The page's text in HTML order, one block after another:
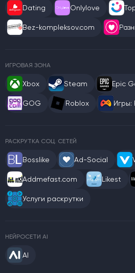
Dating Onlylove
Bez-kompleksov.com
ИГРОВАЯ ЗОНА
Xbox Steam Epic
GOG Roblox Игры:
РАСКРУТКА СОЦ. СЕТЕЙ
Bosslike Ad-Social
Addmefast.com Likest
Услуги раскрутки
НЕЙРОСЕТИ AI
AI